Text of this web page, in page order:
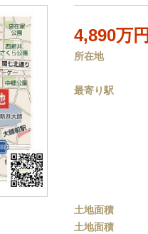
4,890万円
所在地
最寄り駅
土地面積
土地面積